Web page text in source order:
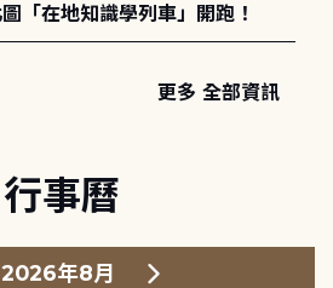
「在地知識學列車」開跑！
更多 全部資訊
行事曆
2026年8月